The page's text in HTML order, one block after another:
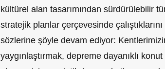
kültürel alan tasarımından sürdürülebilir
stratejik planlar çerçevesinde
sözlerine şöyle devam ediyor:
yaygınlaştırmak, depreme dayanıklı